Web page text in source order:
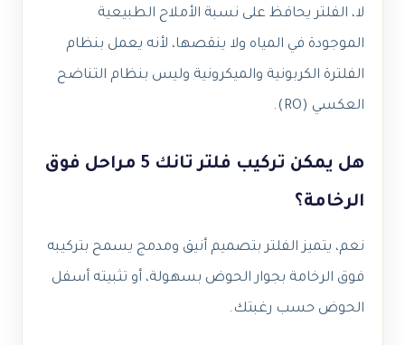
لا، الفلتر يحافظ على نسبة الأملاح الطبيعية
الموجودة في المياه ولا ينقصها، لأنه يعمل بنظام
الفلترة الكربونية والميكرونية وليس بنظام التناضح
العكسي (RO).
هل يمكن تركيب فلتر تانك 5 مراحل فوق
الرخامة؟
نعم، يتميز الفلتر بتصميم أنيق ومدمج يسمح بتركيبه
فوق الرخامة بجوار الحوض بسهولة، أو تثبيته أسفل
الحوض حسب رغبتك.